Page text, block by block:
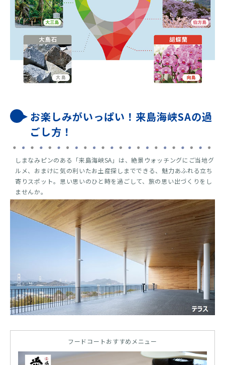
お楽しみがいっぱい！来島海峡SAの過
ごし方！
しまなみピンのある「来島海峡SA」は、絶景ウォッチングにご当地グ
ルメ、おまけに気の利いたお土産探しまでできる、魅力あふれる立ち
寄りスポット。思い思いのひと時を過ごして、旅の思い出づくりをし
ませんか。
フードコートおすすめメニュー